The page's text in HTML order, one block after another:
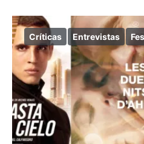
Críticas Entrevistas